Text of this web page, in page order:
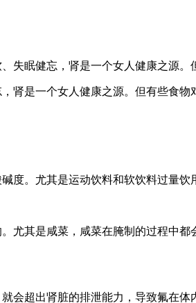
失眠健忘，肾是一个女人健康之源
肾是一个女人健康之源。但有些食
度。尤其是运动饮料和软饮料过量
尤其是咸菜，咸菜在腌制的过程中
会超出肾脏的排泄能力，导致氟在体